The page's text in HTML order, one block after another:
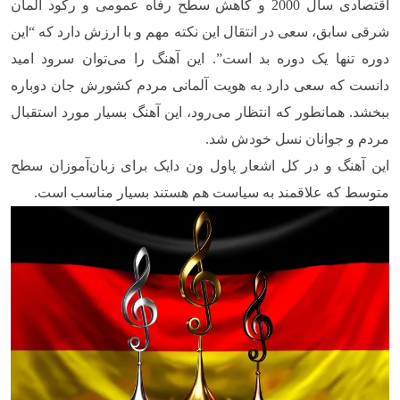
اقتصادی سال 2000 و کاهش سطح رفاه عمومی و رکود آلمان
شرقی سابق، سعی در انتقال این نکته مهم و با ارزش دارد که “این
دوره تنها یک دوره بد است”. این آهنگ را می‌توان سرود امید
دانست که سعی دارد به هویت آلمانی مردم کشورش جان دوباره
ببخشد. همانطور که انتظار می‌رود، این آهنگ بسیار مورد استقبال
مردم و جوانان نسل خودش شد.
این آهنگ و در کل اشعار پاول ون دایک برای زبان‌آموزان سطح
متوسط که علاقمند به سیاست هم هستند بسیار مناسب است.